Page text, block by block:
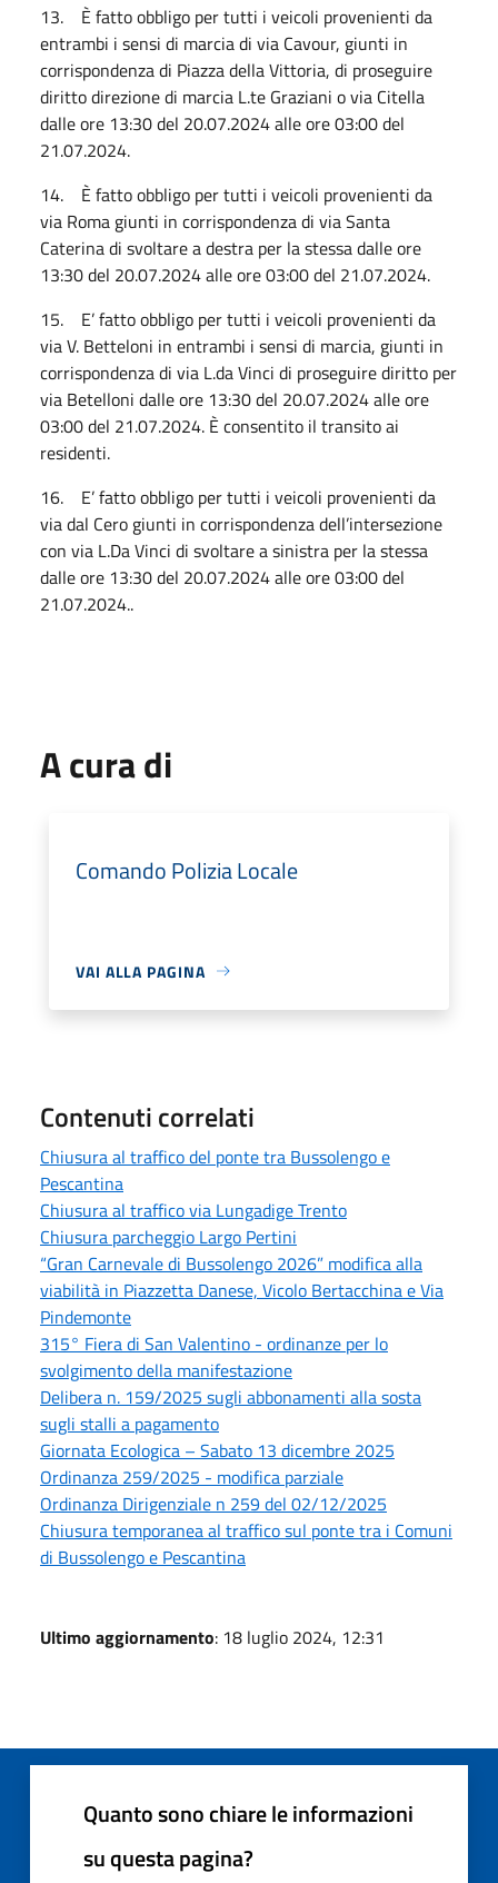
13. È fatto obbligo per tutti i veicoli provenienti da
entrambi i sensi di marcia di via Cavour, giunti in
corrispondenza di Piazza della Vittoria, di proseguire
diritto direzione di marcia L.te Graziani o via Citella
dalle ore 13:30 del 20.07.2024 alle ore 03:00 del
21.07.2024.
14. È fatto obbligo per tutti i veicoli provenienti da
via Roma giunti in corrispondenza di via Santa
Caterina di svoltare a destra per la stessa dalle ore
13:30 del 20.07.2024 alle ore 03:00 del 21.07.2024.
15. E’ fatto obbligo per tutti i veicoli provenienti da
via V. Betteloni in entrambi i sensi di marcia, giunti in
corrispondenza di via L.da Vinci di proseguire diritto per
via Betelloni dalle ore 13:30 del 20.07.2024 alle ore
03:00 del 21.07.2024. È consentito il transito ai
residenti.
16. E’ fatto obbligo per tutti i veicoli provenienti da
via dal Cero giunti in corrispondenza dell’intersezione
con via L.Da Vinci di svoltare a sinistra per la stessa
dalle ore 13:30 del 20.07.2024 alle ore 03:00 del
21.07.2024..
A cura di
Comando Polizia Locale
VAI ALLA PAGINA
Contenuti correlati
Chiusura al traffico del ponte tra Bussolengo e
Pescantina
Chiusura al traffico via Lungadige Trento
Chiusura parcheggio Largo Pertini
“Gran Carnevale di Bussolengo 2026” modifica alla
viabilità in Piazzetta Danese, Vicolo Bertacchina e Via
Pindemonte
315° Fiera di San Valentino - ordinanze per lo
svolgimento della manifestazione
Delibera n. 159/2025 sugli abbonamenti alla sosta
sugli stalli a pagamento
Giornata Ecologica – Sabato 13 dicembre 2025
Ordinanza 259/2025 - modifica parziale
Ordinanza Dirigenziale n 259 del 02/12/2025
Chiusura temporanea al traffico sul ponte tra i Comuni
di Bussolengo e Pescantina
Ultimo aggiornamento: 18 luglio 2024, 12:31
Quanto sono chiare le informazioni
su questa pagina?